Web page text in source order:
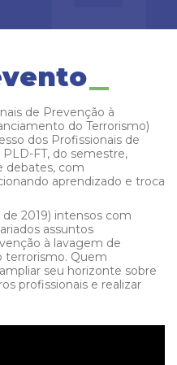
de Prevenção à
do Terrorismo)
dos Profissionais de
FT, do semestre,
debates, com
aprendizado e troca
2019) intensos com
assuntos
à lavagem de
terrorismo. Quem
seu horizonte sobre
profissionais e realizar